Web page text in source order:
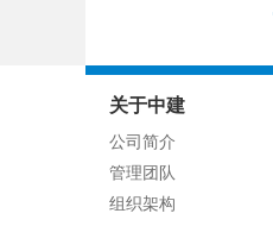
关于中建
公司简介
管理团队
组织架构